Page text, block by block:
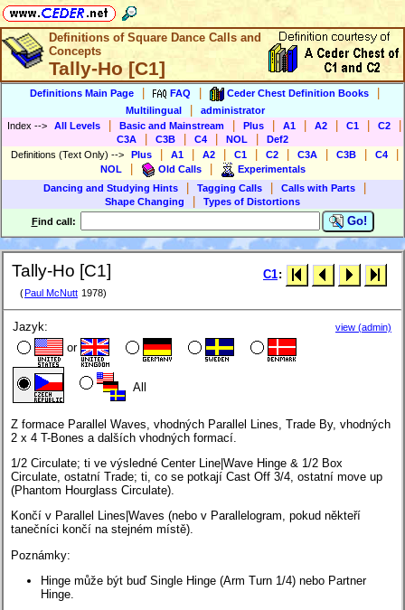
Definitions of Square Dance Calls and
Concepts
Tally-Ho [C1]
Definitions Main Page FAQ Ceder Chest Definition Books
Multilingual
administrator
Index --> All Levels Basic and Mainstream Plus A1 A2 C1 C2
C3A C3B C4 NOL
Def2
Definitions (Text Only) --> Plus A1 A2 C1 C2 C3A C3B C4
NOL Old Calls
Experimentals
Dancing and Studying Hints
Tagging Calls Calls with Parts
Shape Changing
Types of Distortions
Find call: Go!
Tally-Ho [C1]
( Paul McNutt 1978)
C1:
Jazyk:
or
All
view (admin)
Z formace Parallel Waves, vhodných Parallel Lines, Trade By, vhodných
2 x 4 T-Bones a dalších vhodných formací.
1/2 Circulate; ti ve výsledné Center Line|Wave Hinge & 1/2 Box
Circulate, ostatní Trade; ti, co se potkají Cast Off 3/4, ostatní move up
(Phantom Hourglass Circulate).
Končí v Parallel Lines|Waves (nebo v Parallelogram, pokud někteří
tanečníci končí na stejném místě).
Poznámky:
Hinge může být buď Single Hinge (Arm Turn 1/4) nebo Partner
Hinge.